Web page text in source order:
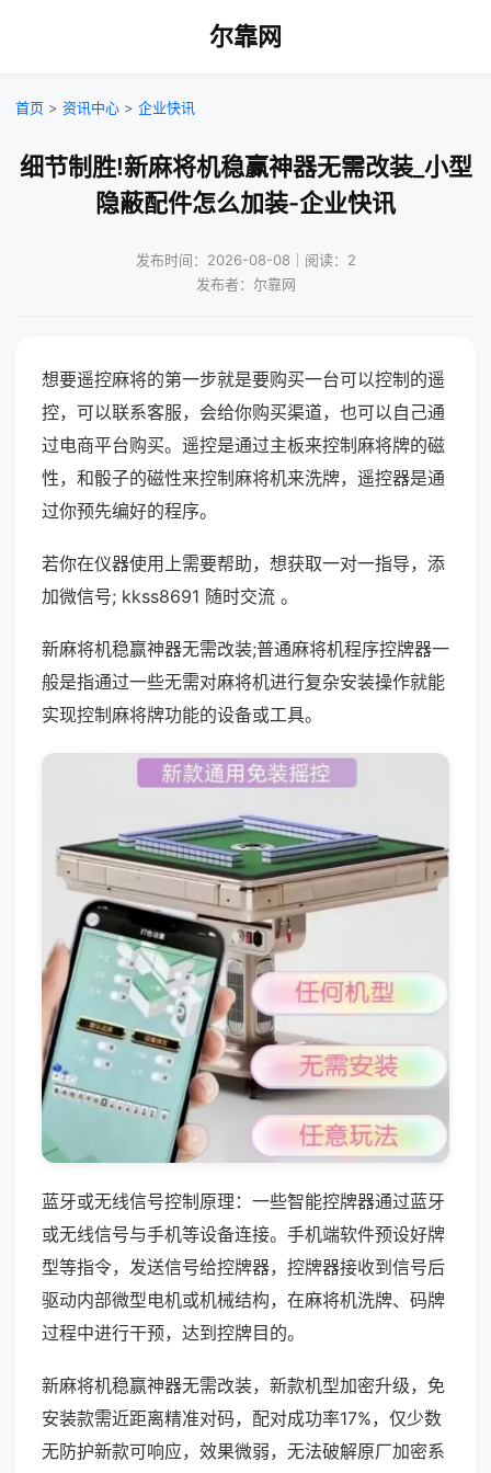
尔靠网
首页 > 资讯中心 > 企业快讯
细节制胜!新麻将机稳赢神器无需改装_小型
隐蔽配件怎么加装-企业快讯
发布时间：2026-08-08｜阅读：2
发布者：尔靠网
想要遥控麻将的第一步就是要购买一台可以控制的遥
控，可以联系客服，会给你购买渠道，也可以自己通
过电商平台购买。遥控是通过主板来控制麻将牌的磁
性，和骰子的磁性来控制麻将机来洗牌，遥控器是通
过你预先编好的程序。
若你在仪器使用上需要帮助，想获取一对一指导，添
加微信号; kkss8691 随时交流 。
新麻将机稳赢神器无需改装;普通麻将机程序控牌器一
般是指通过一些无需对麻将机进行复杂安装操作就能
实现控制麻将牌功能的设备或工具。
蓝牙或无线信号控制原理：一些智能控牌器通过蓝牙
或无线信号与手机等设备连接。手机端软件预设好牌
型等指令，发送信号给控牌器，控牌器接收到信号后
驱动内部微型电机或机械结构，在麻将机洗牌、码牌
过程中进行干预，达到控牌目的。
新麻将机稳赢神器无需改装，新款机型加密升级，免
安装款需近距离精准对码，配对成功率17%，仅少数
无防护新款可响应，效果微弱，无法破解原厂加密系